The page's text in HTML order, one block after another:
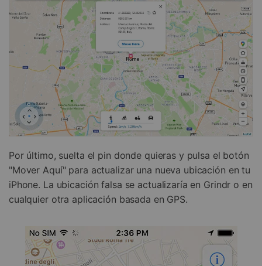
Por último, suelta el pin donde quieras y pulsa el botón
"Mover Aquí" para actualizar una nueva ubicación en tu
iPhone. La ubicación falsa se actualizaría en Grindr o en
cualquier otra aplicación basada en GPS.